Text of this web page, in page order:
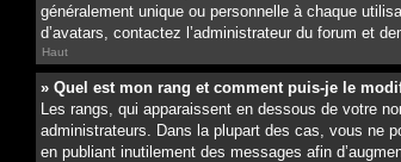
généralement unique ou personnelle à chaque
d’avatars, contactez l’administrateur du forum et
Haut
» Quel est mon rang et comment puis-je le
Les rangs, qui apparaissent en dessous de votre
administrateurs. Dans la plupart des cas, vous ne
en publiant inutilement des messages afin